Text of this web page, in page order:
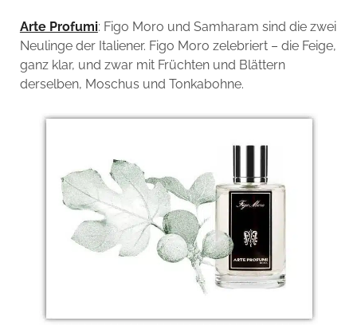
Arte Profumi: Figo Moro und Samharam sind die zwei
Neulinge der Italiener. Figo Moro zelebriert – die Feige,
ganz klar, und zwar mit Früchten und Blättern
derselben, Moschus und Tonkabohne.